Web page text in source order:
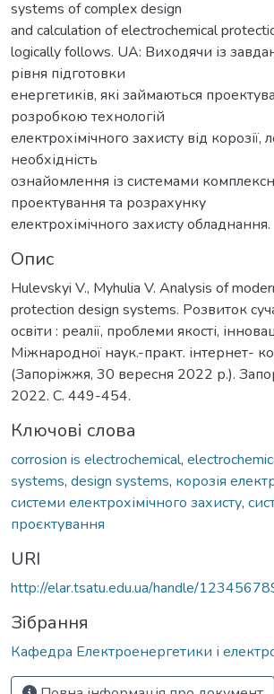
systems of complex design
and calculation of electrochemical
logically follows. UA: Виходячи із
рівня підготовки
енергетиків, які займаються
розробкою технологій
електрохімічного захисту від корозії,
необхідність
ознайомлення із системами
проектування та розрахунку
електрохімічного захисту обладнання.
Опис
Hulevskyi V., Myhulia V. Analysis of
protection design systems. Розвиток
освіти : реалії, проблеми якості,
Міжнародної наук.-практ. інтернет-
(Запоріжжя, 30 вересня 2022 р.).
2022. С. 449-454.
Ключові слова
corrosion is electrochemical,
systems, design systems, корозія
системи електрохімічного захисту,
проєктування
URI
http://elar.tsatu.edu.ua/handle/
Зібрання
Кафедра Електроенергетики і